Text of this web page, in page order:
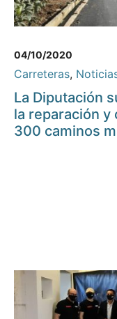
04/10/2020
Carreteras,
La Diputación
la reparación y
300 caminos